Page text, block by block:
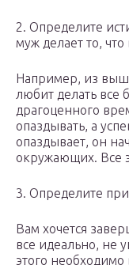
2. Определите
муж делает то, что
Например, из
любит делать все
драгоценного
опаздывать, а
опаздывает, он
окружающих. Все
3. Определите
Вам хочется
все идеально, не
этого необходимо